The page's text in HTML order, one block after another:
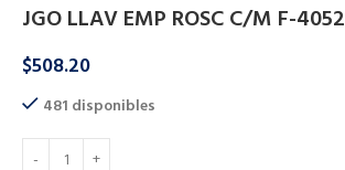
JGO LLAV EMP ROSC C/M F-4052
$508.20
481 disponibles